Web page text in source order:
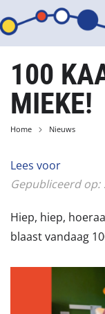
100
MIEKE!
Home Nieuws
Lees voor
Gepubliceerd op:
Hiep, hiep,
blaast vandaag